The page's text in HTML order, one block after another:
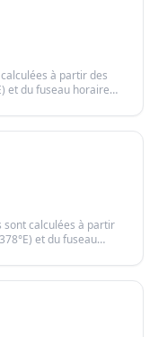
à partir des
et du fuseau horaire
sont calculées à partir
et du fuseau